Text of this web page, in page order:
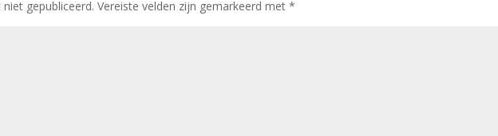
gepubliceerd. Vereiste velden zijn gemarkeerd met*